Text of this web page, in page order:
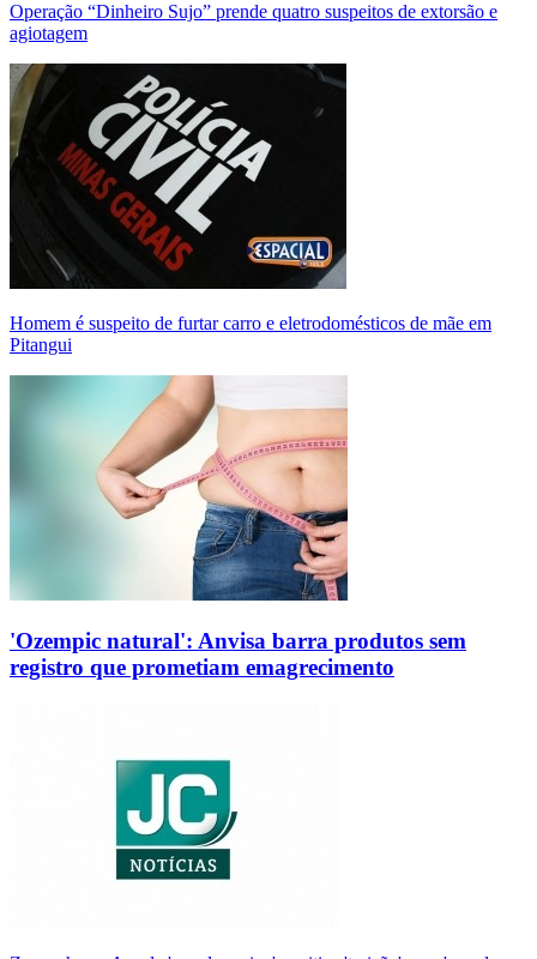
Operação “Dinheiro Sujo” prende quatro suspeitos de extorsão e
agiotagem
Homem é suspeito de furtar carro e eletrodomésticos de mãe em
Pitangui
'Ozempic natural': Anvisa barra produtos sem
registro que prometiam emagrecimento